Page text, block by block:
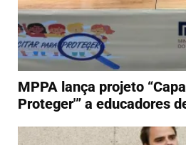
MPPA lança projeto
Proteger'” a educadores